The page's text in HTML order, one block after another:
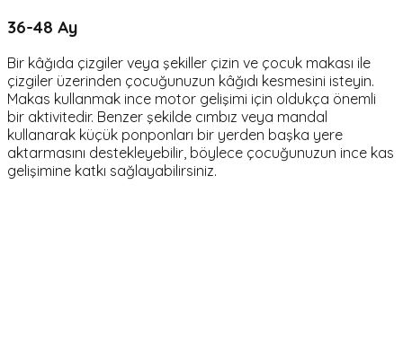
36-48 Ay
Bir kâğıda çizgiler veya şekiller çizin ve çocuk makası ile
çizgiler üzerinden çocuğunuzun kâğıdı kesmesini isteyin.
Makas kullanmak ince motor gelişimi için oldukça önemli
bir aktivitedir. Benzer şekilde cımbız veya mandal
kullanarak küçük ponponları bir yerden başka yere
aktarmasını destekleyebilir, böylece çocuğunuzun ince kas
gelişimine katkı sağlayabilirsiniz.